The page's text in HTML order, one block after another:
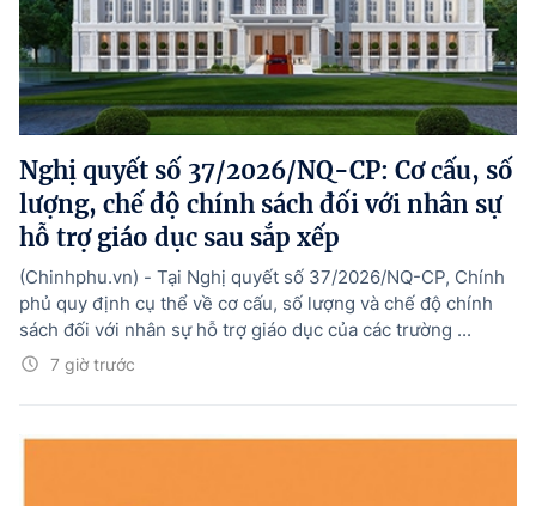
Nghị quyết số 37/2026/NQ-CP: Cơ cấu, số
lượng, chế độ chính sách đối với nhân sự
hỗ trợ giáo dục sau sắp xếp
7 giờ trước
(Chinhphu.vn) - Tại Nghị quyết số 37/2026/NQ-CP, Chính
phủ quy định cụ thể về cơ cấu, số lượng và chế độ chính
sách đối với nhân sự hỗ trợ giáo dục của các trường ...